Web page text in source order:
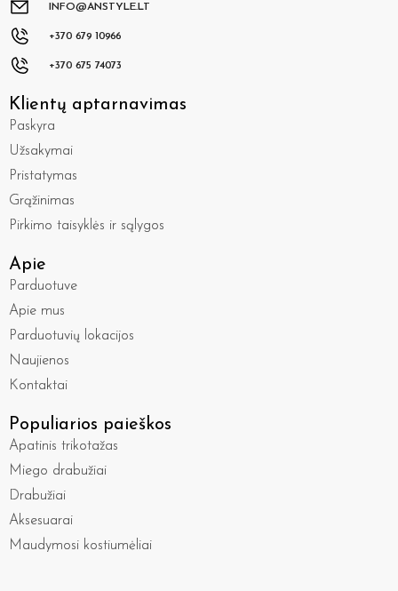
INFO@ANSTYLE.LT
+370 679 10966
+370 675 74073
Klientų aptarnavimas
Paskyra
Užsakymai
Pristatymas
Grąžinimas
Pirkimo taisyklės ir sąlygos
Apie
Parduotuve
Apie mus
Parduotuvių lokacijos
Naujienos
Kontaktai
Populiarios paieškos
Apatinis trikotažas
Miego drabužiai
Drabužiai
Aksesuarai
Maudymosi kostiumėliai